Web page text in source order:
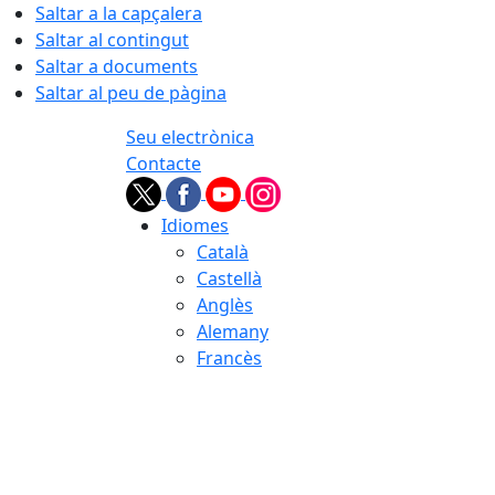
Saltar a la capçalera
Saltar al contingut
Saltar a documents
Saltar al peu de pàgina
Seu electrònica
Contacte
Idiomes
Català
Castellà
Anglès
Alemany
Francès